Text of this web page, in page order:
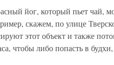
йог, который пьет чай,
скажем, по улице
этот объект и также
чтобы либо попасть в